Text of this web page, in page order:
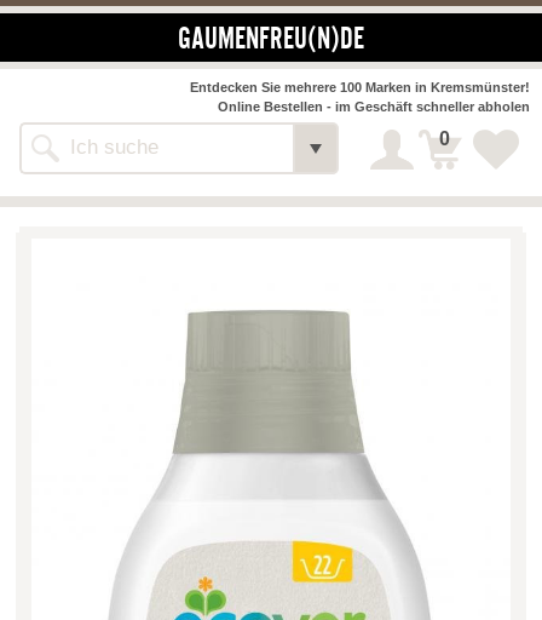
GAUMENFREU(N)DE
Alle Webseiten
Entdecken Sie mehrere 100 Marken in Kremsmünster!
Online Bestellen - im Geschäft schneller abholen
0
NAHVERSORGER
>> Bauernmarkt << Detail
Bäckerei-Konditorei-Café
Fleischerei Hüthmayr Detail
Hofladen Hoffelner Detail
Kuglbauer - Familie Bischof Detail
La Toscana Anita Wolf e.U.
Söllradls Naturkostladen
Stiftsgärtnerei
Weinkellerei Stift
Kremsmünster
Detail